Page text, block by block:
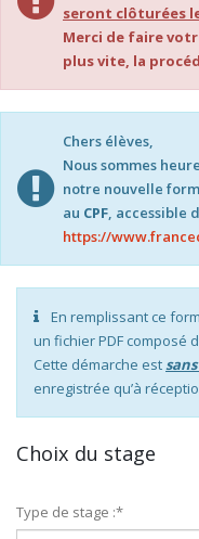
seront clôturées
Merci de faire
plus vite, la
Chers élèves,
Nous sommes
notre nouvelle
au CPF, accessible
https://
En remplissant ce
un fichier PDF composé
Cette démarche est
enregistrée qu’à
Choix du stage
Type de stage :*